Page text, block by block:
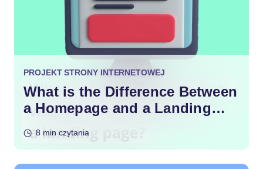
PROJEKT STRONY INTERNETOWEJ
What is the Difference Between
a Homepage and a Landing
8 min czytania